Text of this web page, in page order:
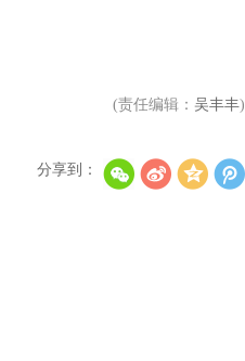
(责任编辑： 吴丰丰)
分享到：